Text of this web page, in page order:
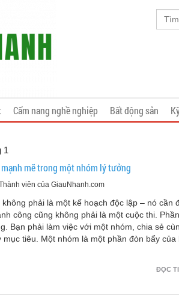
Cẩm nang nghề nghiệp Bất động sản
1
mẽ trong một nhóm lý tưởng
viên của GiauNhanh.com
phải là một kế hoạch độc lập – nó cần
công cũng không phải là một cuộc thi.
Bạn phải làm việc với một nhóm, chia sẻ
mục tiêu. Một nhóm là một phần đòn bẩy của
ĐỌC